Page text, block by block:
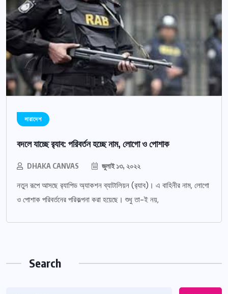
সারাদেশ
বদলে যাচ্ছে র‌্যাব: পরিবর্তন হচ্ছে নাম, লোগো ও পোশাক
DHAKA CANVAS জুলাই ১৩, ২০২২
নতুন রূপে আসছে র‌্যাপিড অ্যাকশন ব্যাটালিয়ন (র‌্যাব)। এ বাহিনীর নাম, লোগো
ও পোশাক পরিবর্তনের পরিকল্পনা করা হয়েছে। শুধু তা-ই নয়,
Search